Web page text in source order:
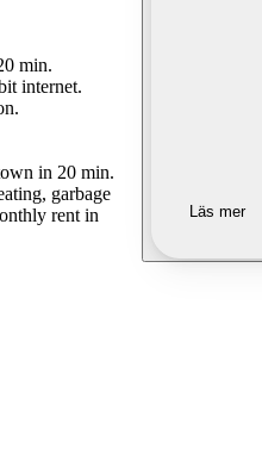
min.
internet.
in 20 min.
garbage
rent in
Läs mer